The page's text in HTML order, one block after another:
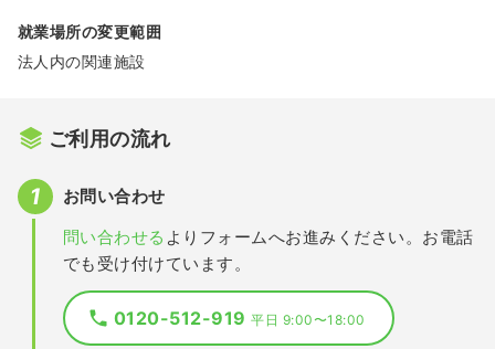
就業場所の変更範囲
法人内の関連施設
ご利用の流れ
お問い合わせ
問い合わせる よりフォームへお進みください。お電話
でも受け付けています。
0120-512-919平日 9:00〜18:00